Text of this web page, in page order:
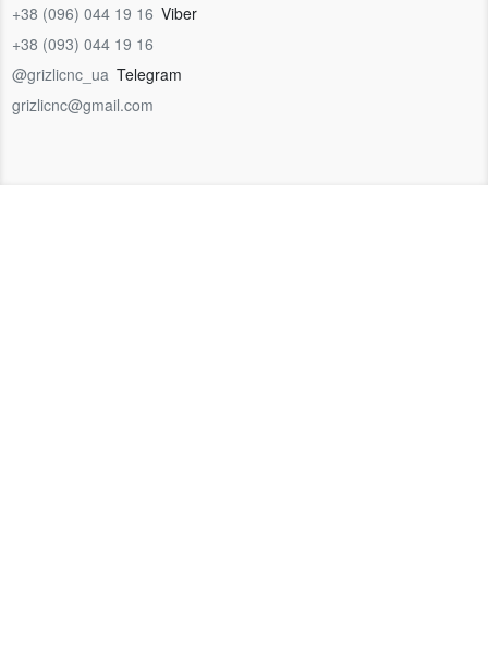
+38 (096) 044 19 16 Viber
+38 (093) 044 19 16
@grizlicnc_ua Telegram
grizlicnc@gmail.com